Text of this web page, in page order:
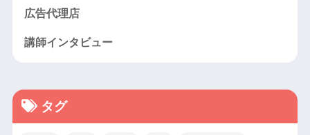
広告代理店
講師インタビュー
タグ